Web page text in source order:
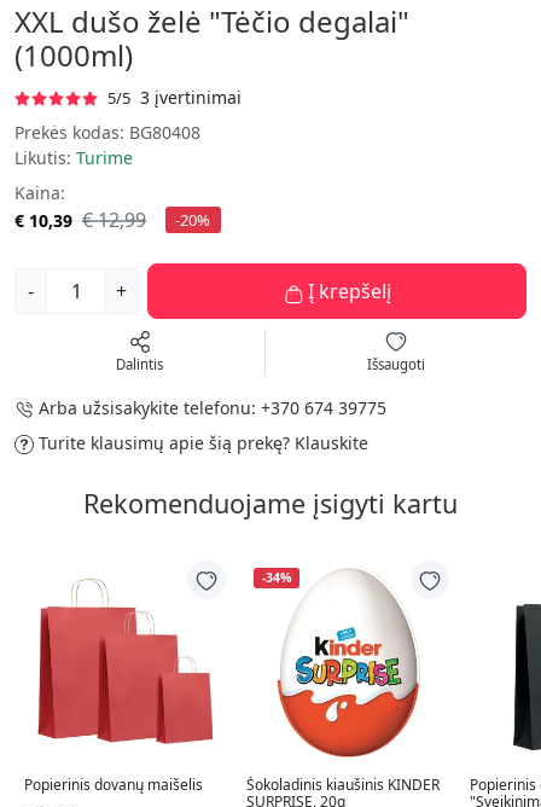
XXL dušo želė "Tėčio degalai"
(1000ml)
5/5 3 įvertinimai
Prekės kodas: BG80408
Likutis: Turime
Kaina:
€ 10,39 € 12,99 -20%
- + Į krepšelį
Dalintis Išsaugoti
Arba užsisakykite telefonu: +370 674 39775
Turite klausimų apie šią prekę? Klauskite
Rekomenduojame įsigyti kartu
Popierinis dovanų maišelis
-34%
Šokoladinis kiaušinis KINDER
SURPRISE, 20g